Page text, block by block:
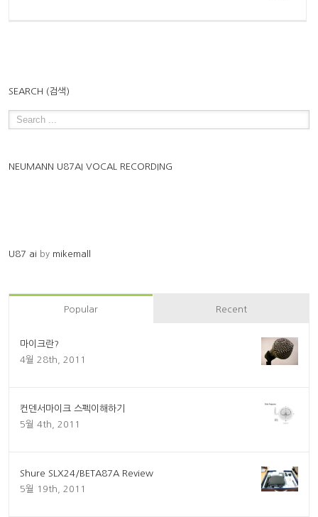
SEARCH (검색)
NEUMANN U87AI VOCAL RECORDING
U87 ai by mikemall
Popular Recent
마이크란?
4월 28th, 2011
컨덴서마이크 스펙이해하기
5월 4th, 2011
Shure SLX24/BETA87A Review
5월 19th, 2011